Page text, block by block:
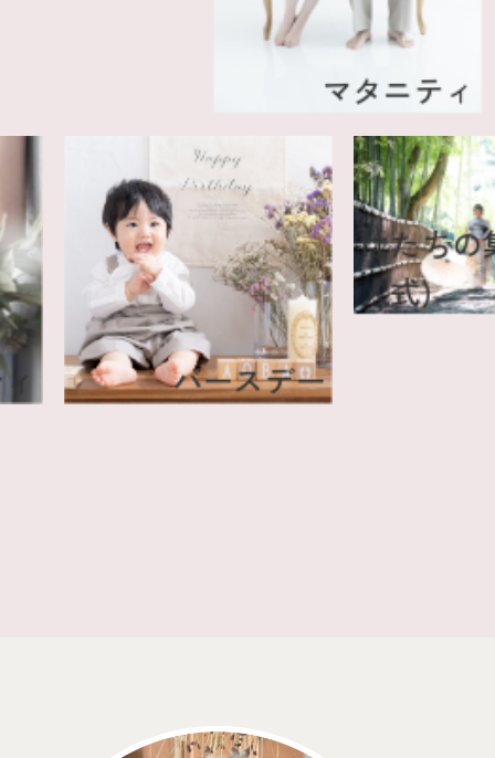
マタニティ
ティ バースデー
はた
人式)